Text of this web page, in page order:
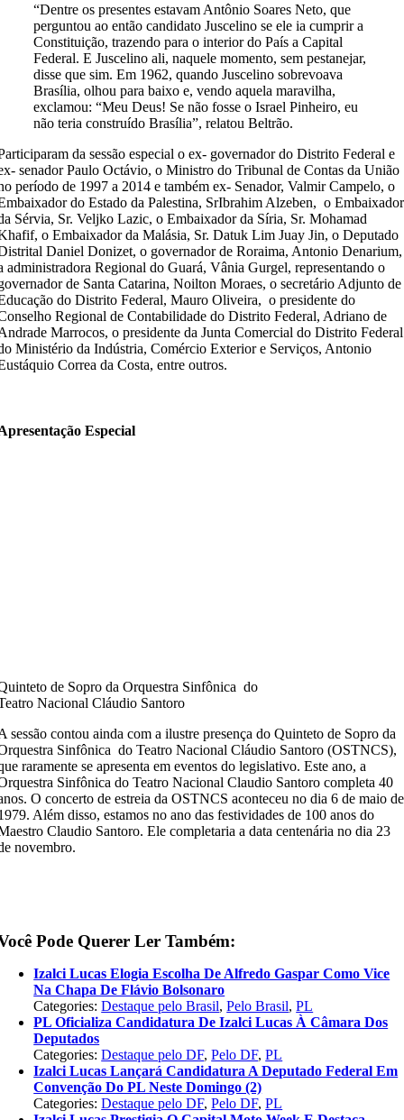
“Dentre os presentes estavam Antônio Soares Neto, que
perguntou ao então candidato Juscelino se ele ia cumprir a
Constituição, trazendo para o interior do País a Capital
Federal. E Juscelino ali, naquele momento, sem pestanejar,
disse que sim. Em 1962, quando Juscelino sobrevoava
Brasília, olhou para baixo e, vendo aquela maravilha,
exclamou: “Meu Deus! Se não fosse o Israel Pinheiro, eu
não teria construído Brasília”, relatou Beltrão.
da sessão especial o ex- governador do Distrito Federal e
senador Paulo Octávio, o Ministro do Tribunal de Contas da União
período de 1997 a 2014 e também ex- Senador, Valmir Campelo, o
do Estado da Palestina, SrIbrahim Alzeben, o Embaixador
Sérvia, Sr. Veljko Lazic, o Embaixador da Síria, Sr. Mohamad
o Embaixador da Malásia, Sr. Datuk Lim Juay Jin, o Deputado
Daniel Donizet, o governador de Roraima, Antonio Denarium,
administradora Regional do Guará, Vânia Gurgel, representando o
de Santa Catarina, Noilton Moraes, o secretário Adjunto de
do Distrito Federal, Mauro Oliveira, o presidente do
Regional de Contabilidade do Distrito Federal, Adriano de
Marrocos, o presidente da Junta Comercial do Distrito Federal
Ministério da Indústria, Comércio Exterior e Serviços, Antonio
Correa da Costa, entre outros.
Especial
de Sopro da Orquestra Sinfônica do
Nacional Cláudio Santoro
sessão contou ainda com a ilustre presença do Quinteto de Sopro da
Sinfônica do Teatro Nacional Cláudio Santoro (OSTNCS),
raramente se apresenta em eventos do legislativo. Este ano, a
Sinfônica do Teatro Nacional Claudio Santoro completa 40
O concerto de estreia da OSTNCS aconteceu no dia 6 de maio de
Além disso, estamos no ano das festividades de 100 anos do
Claudio Santoro. Ele completaria a data centenária no dia 23
novembro.
Pode Querer Ler Também:
Izalci Lucas Elogia Escolha De Alfredo Gaspar Como Vice
Na Chapa De Flávio Bolsonaro
Categories:Destaque pelo Brasil,Pelo Brasil,PL
PL Oficializa Candidatura De Izalci Lucas À Câmara Dos
Deputados
Categories:Destaque pelo DF,Pelo DF,PL
Izalci Lucas Lançará Candidatura A Deputado Federal Em
Convenção Do PL Neste Domingo (2)
Categories:Destaque pelo DF,Pelo DF,PL